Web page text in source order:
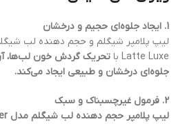
1. ایجاد جلوه‌ای حجیم و درخشان
Latte Luxe با
تحریک گردش خون لب‌ها،
جلوه‌ای درخشان و طبیعی ایجاد می‌کند.
2. فرمول غیرچسبناک و سبک